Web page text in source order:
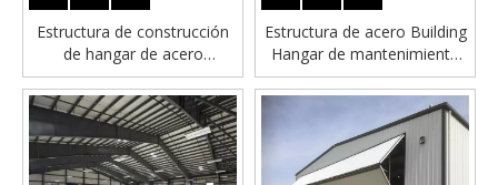
Estructura de construcción
de hangar de acero
automático de avión
automático
Estructura de acero Building
Hangar de mantenimiento
de aeronaves